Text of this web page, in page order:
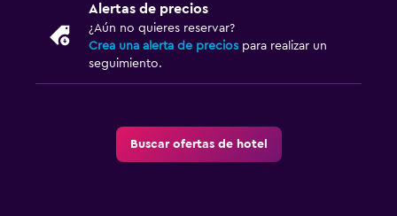
Alertas de precios
¿Aún no quieres reservar?
Crea una alerta de precios para realizar un
seguimiento.
Buscar ofertas de hotel